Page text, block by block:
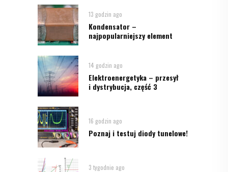
13 godzin ago
Kondensator –
najpopularniejszy element
14 godzin ago
Elektroenergetyka – przesył
i dystrybucja, część 3
16 godzin ago
Poznaj i testuj diody tunelowe!
3 tygodnie ago